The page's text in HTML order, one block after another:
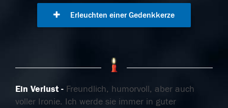
Erleuchten einer Gedenkkerze
Ein Verlust
Freundlich, humorvoll, aber auch
voller Ironie. Ich werde sie immer in guter